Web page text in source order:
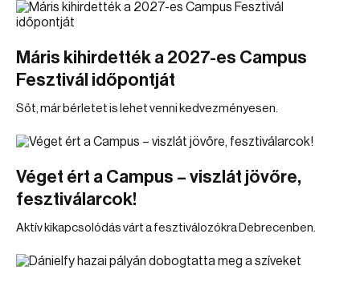
Máris kihirdették a 2027-es Campus
Fesztivál időpontját
Sőt, már bérletet is lehet venni kedvezményesen.
Véget ért a Campus – viszlát jövőre,
fesztiválarcok!
Aktív kikapcsolódás várt a fesztiválozókra Debrecenben.